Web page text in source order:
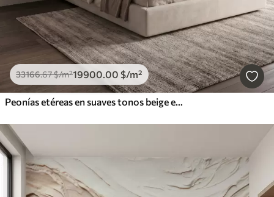
33166.67$/m²19900.00 $/m²
Peonías etéreas en suaves tonos beige empolvado